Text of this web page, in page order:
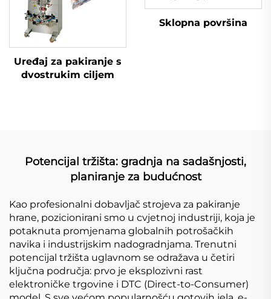
Uređaj za pakiranje s
dvostrukim ciljem
Sklopna površina
Potencijal tržišta: gradnja na sadašnjosti,
planiranje za budućnost
Kao profesionalni dobavljač strojeva za pakiranje
hrane, pozicionirani smo u cvjetnoj industriji, koja je
potaknuta promjenama globalnih potrošačkih
navika i industrijskim nadogradnjama. Trenutni
potencijal tržišta uglavnom se odražava u četiri
ključna područja: prvo je eksplozivni rast
elektroničke trgovine i DTC (Direct-to-Consumer)